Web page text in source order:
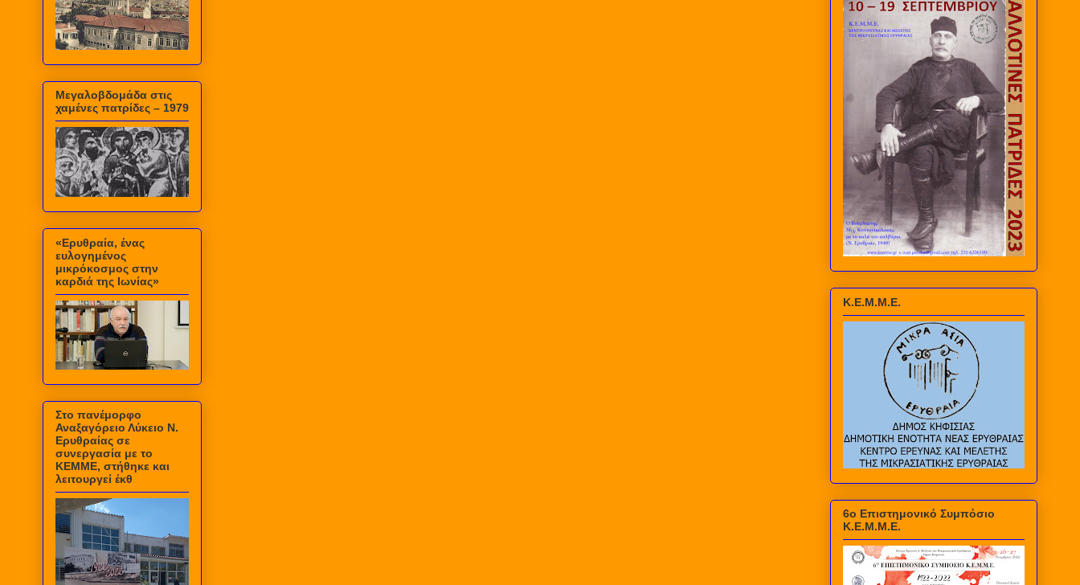
Μεγαλοβδομάδα στις
χαμένες πατρίδες – 1979
«Ερυθραία, ένας
ευλογημένος
μικρόκοσμος στην
καρδιά της Ιωνίας»
Στο πανέμορφο
Αναξαγόρειο Λύκειο Ν.
Ερυθραίας σε
συνεργασία με το
ΚΕΜΜΕ, στήθηκε και
λειτουργεί έκθ
Κ.Ε.Μ.Μ.Ε.
6ο Επιστημονικό Συμπόσιο
Κ.Ε.Μ.Μ.Ε.